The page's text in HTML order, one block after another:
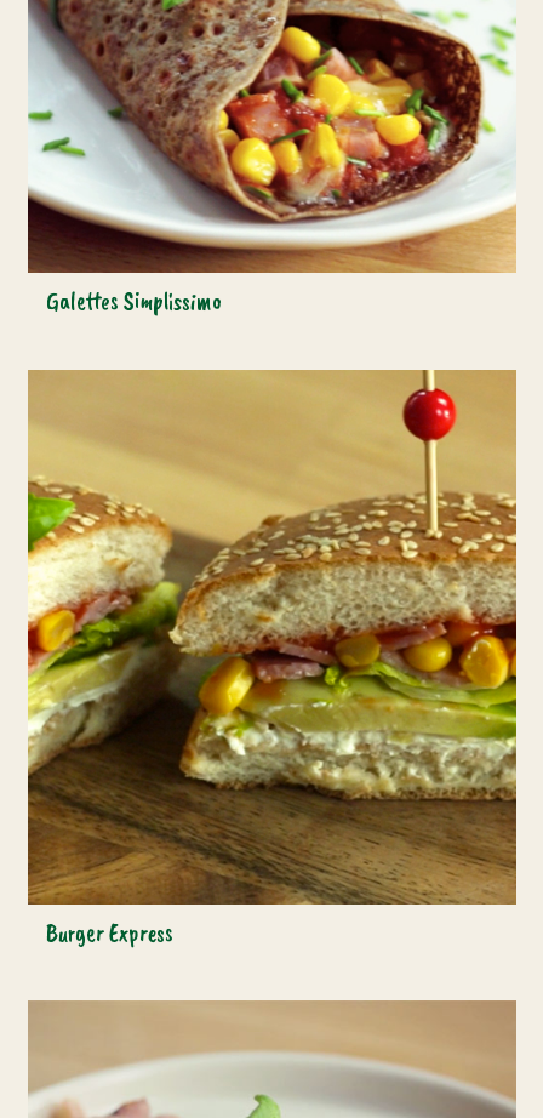
Galettes Simplissimo
Burger Express